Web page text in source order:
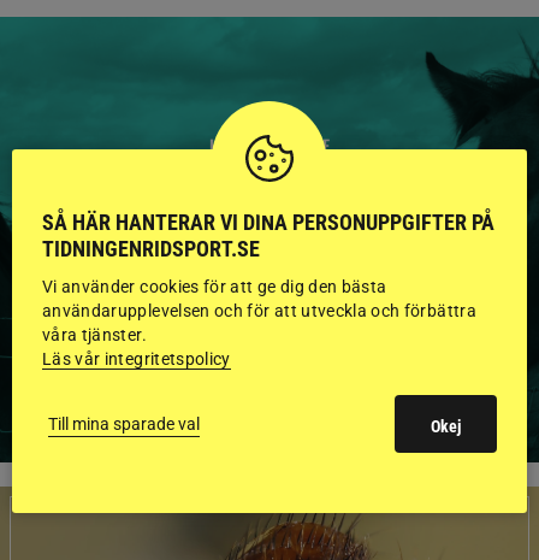
HINGSTAR ONLINE
GODKÄNDA HINGSTAR I
FLERA KATEGORIER MED
BILDER OCH FAKTA
SÅ HÄR HANTERAR VI DINA PERSONUPPGIFTER PÅ
TIDNINGENRIDSPORT.SE
Vi använder cookies för att ge dig den bästa
användarupplevelsen och för att utveckla och förbättra
våra tjänster.
Läs vår integritetspolicy
Till mina sparade val Okej